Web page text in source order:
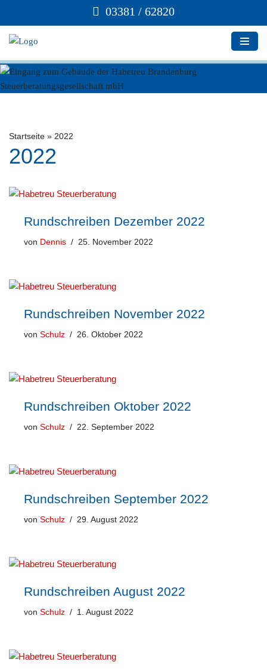
Zum
Inhalt
springen
03381 / 62820
Startseite » 2022
2022
Rundschreiben Dezember 2022
von Dennis 25. November 2022
Rundschreiben November 2022
von Schulz 26. Oktober 2022
Rundschreiben Oktober 2022
von Schulz 22. September 2022
Rundschreiben September 2022
von Schulz 29. August 2022
Rundschreiben August 2022
von Schulz 1. August 2022